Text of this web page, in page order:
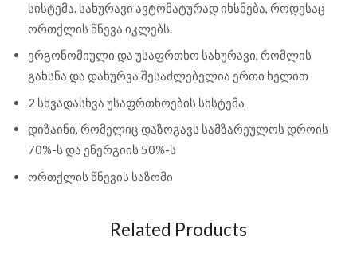
სისტემა. სახურავი ავტომატურად იხსნება, როდესაც
ორთქლის წნევა იკლებს.
ერგონომიული და უსაფრთხო სახურავი, რომლის
გახსნა და დახურვა შესაძლებელია ერთი ხელით
2 სხვადასხვა უსაფრთხოების სისტემა
დიზაინი, რომელიც დაზოგავს სამზარეულოს დროის
70%-ს და ენერგიის 50%-ს
ორთქლის წნევის საზომი
Related Products